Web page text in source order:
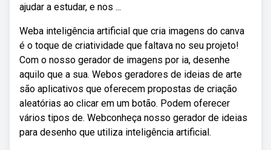
ajudar a estudar, e nos ...
Weba inteligência artificial que cria imagens do canva
é o toque de criatividade que faltava no seu projeto!
Com o nosso gerador de imagens por ia, desenhe
aquilo que a sua. Webos geradores de ideias de arte
são aplicativos que oferecem propostas de criação
aleatórias ao clicar em um botão. Podem oferecer
vários tipos de. Webconheça nosso gerador de ideias
para desenho que utiliza inteligência artificial.